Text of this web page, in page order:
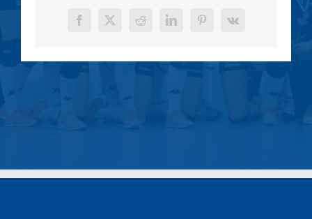
Facebook
X RedditLinkedInPinterest
Vk